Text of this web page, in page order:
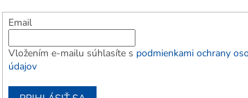
Email
Vložením e-mailu súhlasíte s podmienkami ochrany
údajov